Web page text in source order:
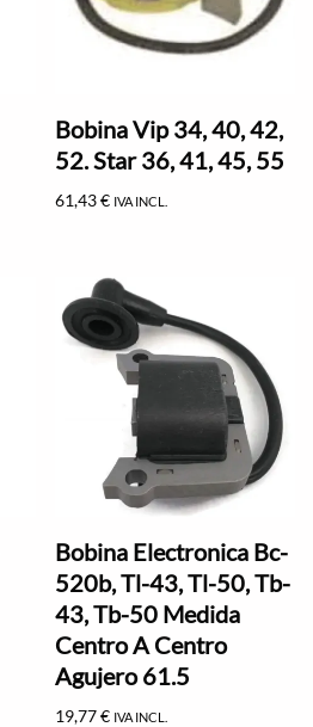
Bobina Vip 34, 40, 42,
52. Star 36, 41, 45, 55
61,43€ IVA INCL.
Bobina Electronica Bc-
520b, Tl-43, Tl-50, Tb-
43, Tb-50 Medida
Centro A Centro
Agujero 61.5
19,77€ IVA INCL.